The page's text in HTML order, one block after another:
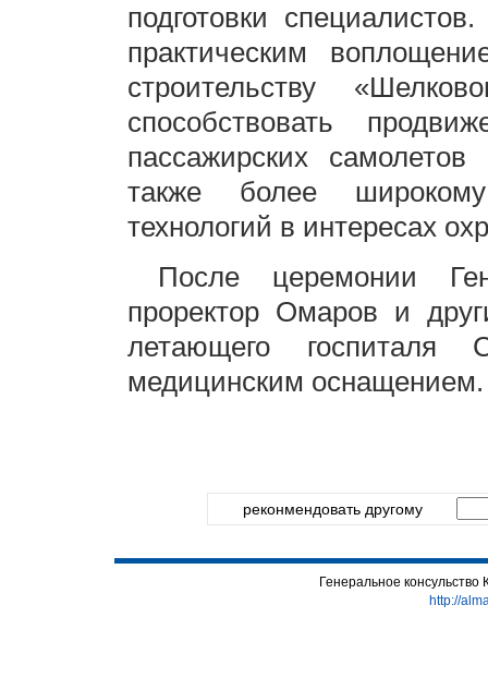
подготовки
практическим
строительству
способствовать
пассажирских
также более
технологий в интересах
После церемонии
проректор Омаров и
летающего
медицинским оснащением.
реконмендовать другому
Генеральное
http://